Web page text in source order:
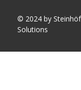
© 2024 by
Solutions